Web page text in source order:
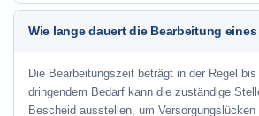
Wie lange dauert die Bearbeitung
Die Bearbeitungszeit beträgt in der Regel
dringendem Bedarf kann die zuständige
Bescheid ausstellen, um